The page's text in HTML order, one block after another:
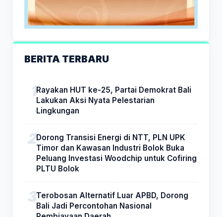
BERITA TERBARU
Rayakan HUT ke-25, Partai Demokrat Bali
Lakukan Aksi Nyata Pelestarian
Lingkungan
Dorong Transisi Energi di NTT, PLN UPK
Timor dan Kawasan Industri Bolok Buka
Peluang Investasi Woodchip untuk Cofiring
PLTU Bolok
Terobosan Alternatif Luar APBD, Dorong
Bali Jadi Percontohan Nasional